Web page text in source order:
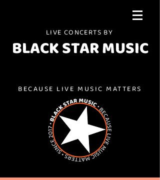
LIVE CONCERTS BY
BLACK STAR MUSIC
BECAUSE LIVE MUSIC MATTERS